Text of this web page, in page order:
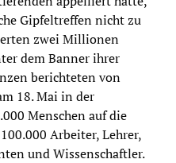
Gipfeltreffen nicht zu
zwei Millionen
dem Banner ihrer
berichteten von
18. Mai in der
Menschen auf die
Arbeiter, Lehrer,
und Wissenschaftler.